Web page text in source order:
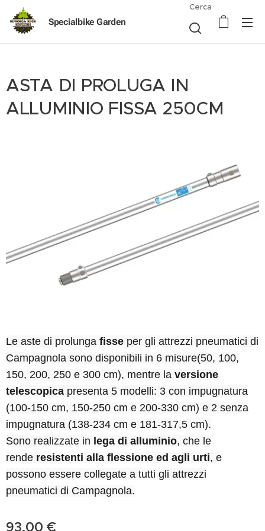
Specialbike Garden
Cerca
ASTA DI PROLUGA IN
ALLUMINIO FISSA 250CM
Le aste di prolunga fisse per gli attrezzi pneumatici di
Campagnola sono disponibili in 6 misure(50, 100,
150, 200, 250 e 300 cm), mentre la versione
telescopica presenta 5 modelli: 3 con impugnatura
(100-150 cm, 150-250 cm e 200-330 cm) e 2 senza
impugnatura (138-234 cm e 181-317,5 cm).
Sono realizzate in lega di alluminio, che le
rende resistenti alla flessione ed agli urti, e
possono essere collegate a tutti gli attrezzi
pneumatici di Campagnola.
93,00 €